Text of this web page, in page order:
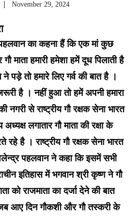
November 29, 2024
का कहना हैं कि एक मां कुछ
माता हमारी हमेशा हमें दूध पिलाती है
पड़े तो हमारे लिए गर्व की बात है ।
है । नहीं हुआ तो हमें अपनी हमारा
नगरी से राष्ट्रीय गौ रक्षक सेना भारत
लगातार गौ माता की रक्षा के
है । राष्ट्रीय गौ रक्षक सेना भारत
पहलवान ने कहा कि इसमें सभी
इतिहास में भगवान श्री कृष्ण ने गौ
को राजमाता का दर्जा देने की बात
आए दिन गौकशी और गौ तस्करी के